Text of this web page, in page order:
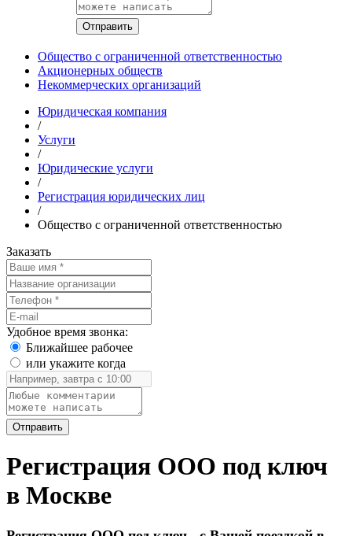
Общество с ограниченной ответственностью
Акционерных обществ
Некоммерческих организаций
Юридическая компания
/
Услуги
/
Юридические услуги
/
Регистрация юридических лиц
/
Общество с ограниченной ответственностью
Заказать
Удобное время звонка:
Ближайшее рабочее
или укажите когда
Регистрация ООО под ключ
в Москве